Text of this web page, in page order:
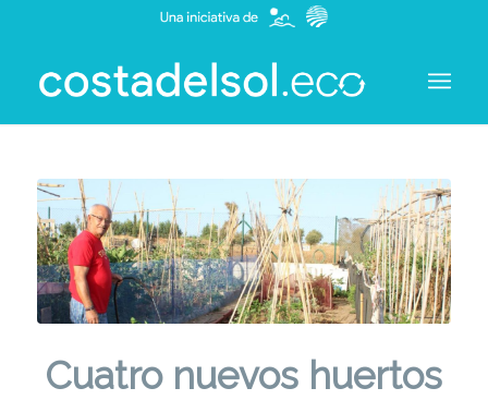
Cuatro nuevos huertos